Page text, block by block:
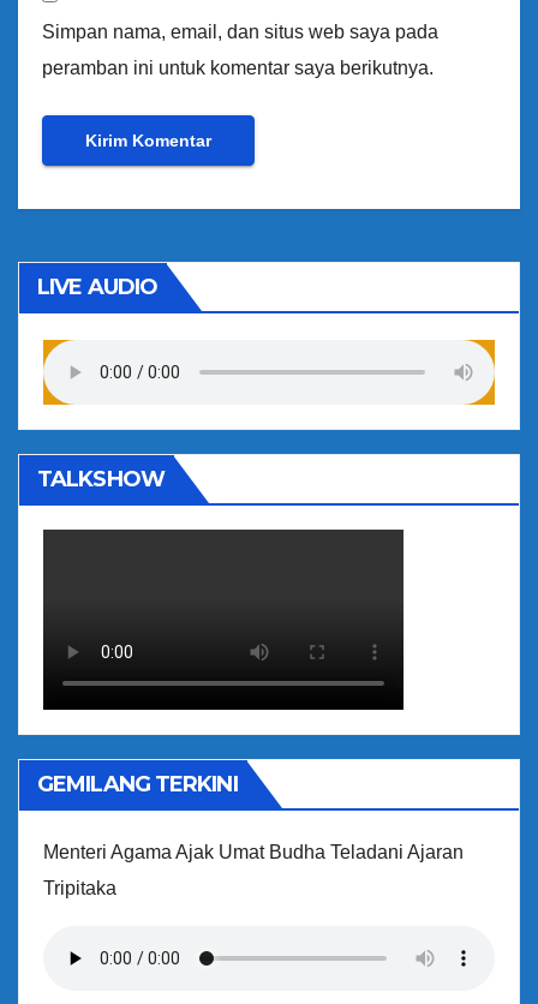
Simpan nama, email, dan situs web saya pada
peramban ini untuk komentar saya berikutnya.
LIVE AUDIO
TALKSHOW
GEMILANG TERKINI
Menteri Agama Ajak Umat Budha Teladani Ajaran
Tripitaka